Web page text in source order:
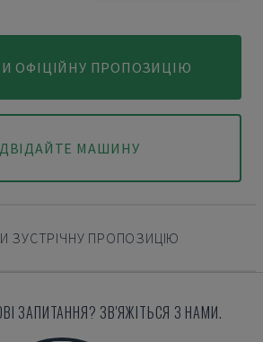
ОФІЦІЙНУ ПРОПОЗИЦІЮ
МАШИНУ
ЗУСТРІЧНУ ПРОПОЗИЦІЮ
ЗАПИТАННЯ? ЗВ'ЯЖІТЬСЯ З НАМИ.